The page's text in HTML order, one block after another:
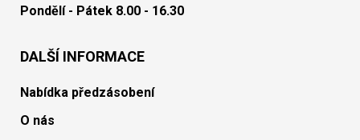
Pondělí - Pátek 8.00 - 16.30
DALŠÍ INFORMACE
Nabídka předzásobení
O nás